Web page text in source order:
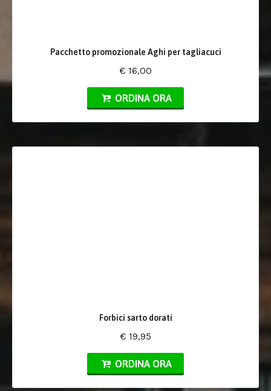
Pacchetto promozionale Aghi per tagliacuci
€ 16,00
ORDINA ORA
Forbici sarto dorati
€ 19,95
ORDINA ORA